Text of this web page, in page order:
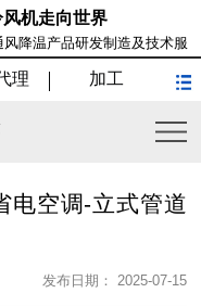
机走向世界
风降温产品研发制造及技术服
理 加工
电空调-立式管道
发布日期： 2025-07-15